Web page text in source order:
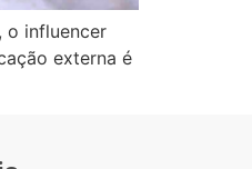
o influencer
externa é